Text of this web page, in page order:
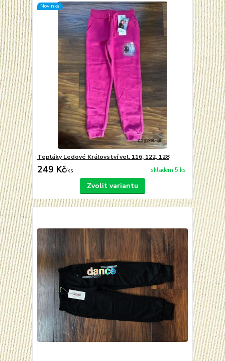
Novinka
Tepláky Ledové Království vel. 116, 122, 128
249 Kč/ks skladem 5 ks
Zvolit variantu